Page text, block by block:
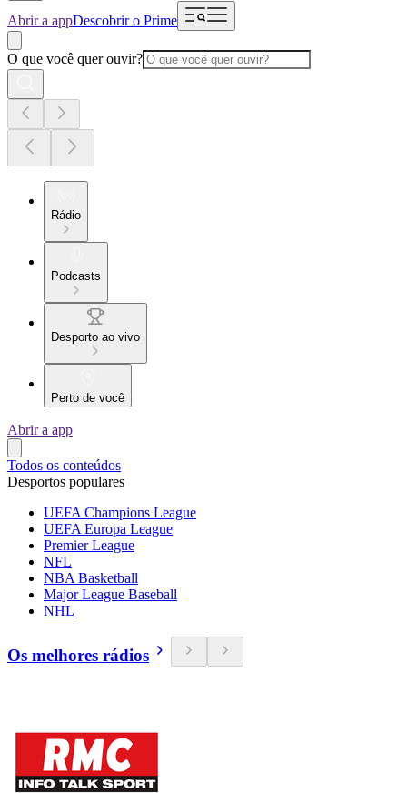
Abrir a appDescobrir o Prime
O que você quer ouvir?
Rádio
Podcasts
Desporto ao vivo
Perto de você
Abrir a app
Todos os conteúdos
Desportos populares
UEFA Champions League
UEFA Europa League
Premier League
NFL
NBA Basketball
Major League Baseball
NHL
Os melhores rádios